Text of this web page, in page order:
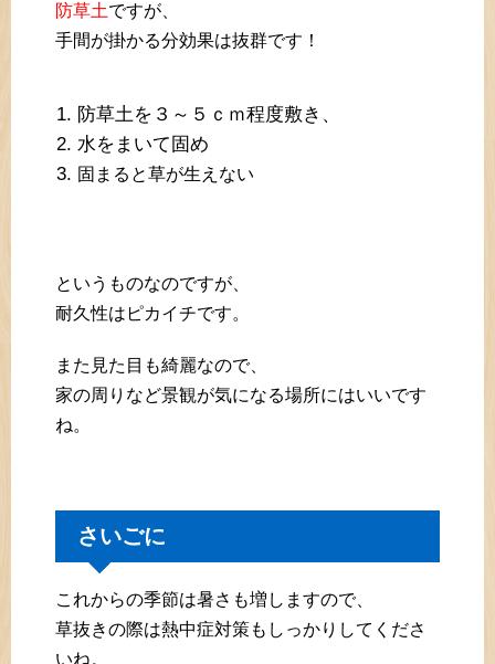
防草土ですが、
手間が掛かる分効果は抜群です！
防草土を３～５ｃｍ程度敷き、
水をまいて固め
固まると草が生えない
というものなのですが、
耐久性はピカイチです。
また見た目も綺麗なので、
家の周りなど景観が気になる場所にはいいです
ね。
さいごに
これからの季節は暑さも増しますので、
草抜きの際は熱中症対策もしっかりしてくださ
いね。